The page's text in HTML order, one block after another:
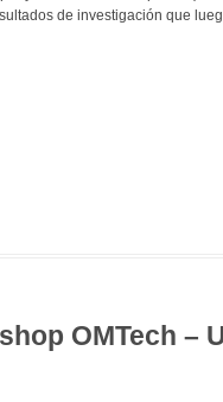
de investigación que
OMTech –